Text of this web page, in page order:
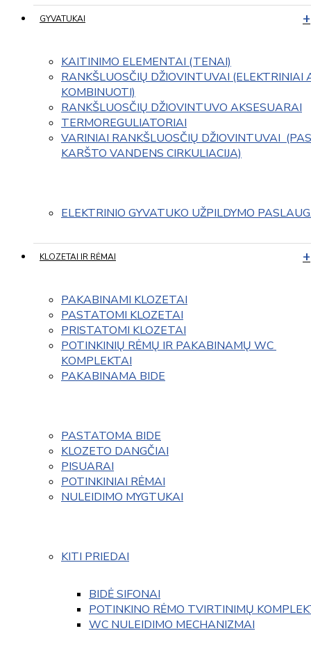
GYVATUKAI
KAITINIMO ELEMENTAI (TENAI)
RANKŠLUOSČIŲ DŽIOVINTUVAI (ELEKTRINIAI
KOMBINUOTI)
RANKŠLUOSČIŲ DŽIOVINTUVO AKSESUARAI
TERMOREGULIATORIAI
VARINIAI RANKŠLUOSČIŲ DŽIOVINTUVAI
KARŠTO VANDENS CIRKULIACIJA)
ELEKTRINIO GYVATUKO UŽPILDYMO
KLOZETAI IR RĖMAI
PAKABINAMI KLOZETAI
PASTATOMI KLOZETAI
PRISTATOMI KLOZETAI
POTINKINIŲ RĖMŲ IR PAKABINAMŲ WC
KOMPLEKTAI
PAKABINAMA BIDE
PASTATOMA BIDE
KLOZETO DANGČIAI
PISUARAI
POTINKINIAI RĖMAI
NULEIDIMO MYGTUKAI
KITI PRIEDAI
BIDĖ SIFONAI
POTINKINO RĖMO TVIRTINIMŲ
WC NULEIDIMO MECHANIZMAI